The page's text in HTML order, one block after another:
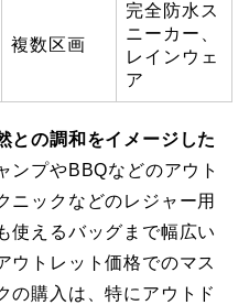
複数区画
完全防水ス
ニーカー、
レインウェ
ア
との調和をイメージした
ンプやBBQなどのアウト
ニックなどのレジャー用
使えるバッグまで幅広い
ウトレット価格でのマス
の購入は、特にアウトド